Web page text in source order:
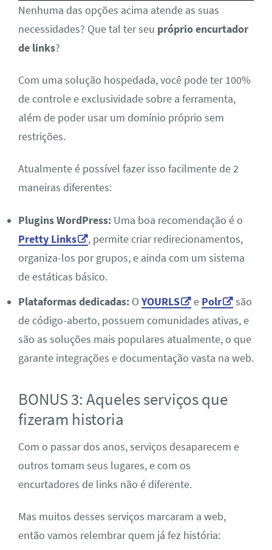
Nenhuma das opções acima atende as suas
necessidades? Que tal ter seu próprio encurtador
de links?
Com uma solução hospedada, você pode ter 100%
de controle e exclusividade sobre a ferramenta,
além de poder usar um domínio próprio sem
restrições.
Atualmente é possível fazer isso facilmente de 2
maneiras diferentes:
Plugins WordPress: Uma boa recomendação é o
Pretty Links
, permite criar redirecionamentos,
organiza-los por grupos, e ainda com um sistema
de estáticas básico.
Plataformas dedicadas: O YOURLS e Polr
são
de código-aberto, possuem comunidades ativas, e
são as soluções mais populares atualmente, o que
garante integrações e documentação vasta na web.
BONUS 3: Aqueles serviços que
fizeram historia
Com o passar dos anos, serviços desaparecem e
outros tomam seus lugares, e com os
encurtadores de links não é diferente.
Mas muitos desses serviços marcaram a web,
então vamos relembrar quem já fez história: